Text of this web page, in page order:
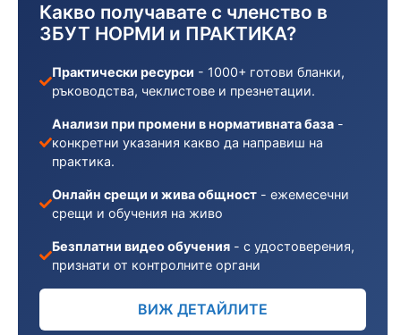
Какво получавате с членство в
ЗБУТ НОРМИ и ПРАКТИКА?
Практически ресурси - 1000+ готови бланки,
ръководства, чеклистове и презнетации.
Анализи при промени в нормативната база -
конкретни указания какво да направиш на
практика.
Онлайн срещи и жива общност - ежемесечни
срещи и обучения на живо
Безплатни видео обучения - с удостоверения,
признати от контролните органи
ВИЖ ДЕТАЙЛИТЕ